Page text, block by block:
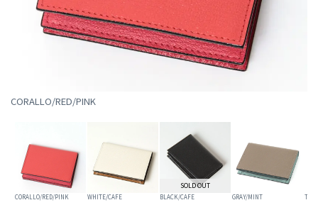
CORALLO/RED/PINK
CORALLO/RED/PINK WHITE/CAFE
SOLD OUT
BLACK/CAFE GRAY/MINT